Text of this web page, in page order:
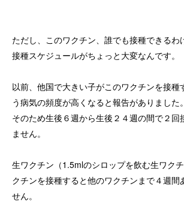
ただし、このワクチン、誰でも接種できるわ
接種スケジュールがちょっと大変なんです。
以前、他国で大きい子がこのワクチンを接種
う病気の頻度が高くなると報告がありました。
そのため生後６週から生後２４週の間で２回
ません。
生ワクチン（1.5mlのシロップを飲む生ワク
クチンを接種すると他のワクチンまで４週間
せん。